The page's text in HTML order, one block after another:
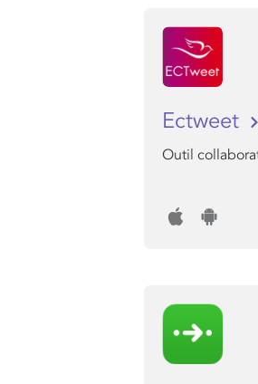
Ectweet
Outil